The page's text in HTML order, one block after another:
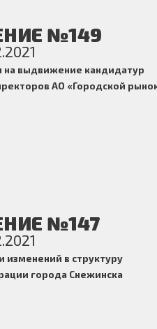
№149
на выдвижение кандидатур
АО «Городской
№147
изменений в структуру
города Снежинска